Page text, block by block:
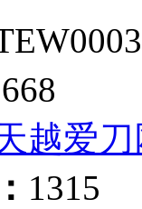
668
越爱
1315